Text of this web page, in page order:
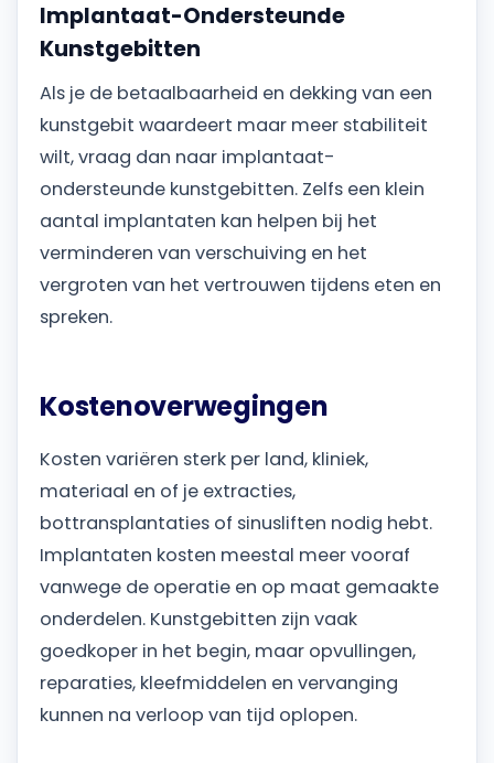
Implantaat-Ondersteunde
Kunstgebitten
Als je de betaalbaarheid en dekking van een
kunstgebit waardeert maar meer stabiliteit
wilt, vraag dan naar implantaat-
ondersteunde kunstgebitten. Zelfs een klein
aantal implantaten kan helpen bij het
verminderen van verschuiving en het
vergroten van het vertrouwen tijdens eten en
spreken.
Kostenoverwegingen
Kosten variëren sterk per land, kliniek,
materiaal en of je extracties,
bottransplantaties of sinusliften nodig hebt.
Implantaten kosten meestal meer vooraf
vanwege de operatie en op maat gemaakte
onderdelen. Kunstgebitten zijn vaak
goedkoper in het begin, maar opvullingen,
reparaties, kleefmiddelen en vervanging
kunnen na verloop van tijd oplopen.